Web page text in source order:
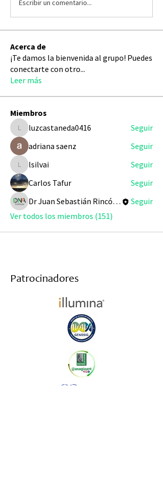
Escribir un comentario...
Acerca de
¡Te damos la bienvenida al grupo! Puedes
conectarte con otro...
Leer más
Miembros
luzcastaneda0416
luzcastaneda0416
Seguir
adriana saenz
Seguir
lsilvailsilvai
Seguir
Carlos Tafur
Seguir
Dr Juan Sebastián Rincón Redondo
Seguir
Ver todos los miembros (151)
Patrocinadores